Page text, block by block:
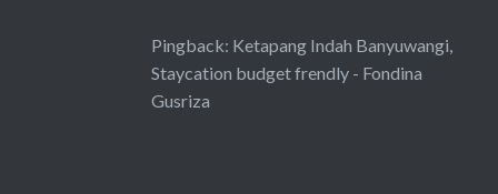
Pingback: Ketapang Indah Banyuwangi,
Staycation budget frendly - Fondina
Gusriza